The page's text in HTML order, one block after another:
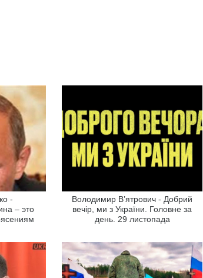
-
– это
Володимир В’ятрович - Добрий
вечір, ми з України. Головне за
день. 29 листопада